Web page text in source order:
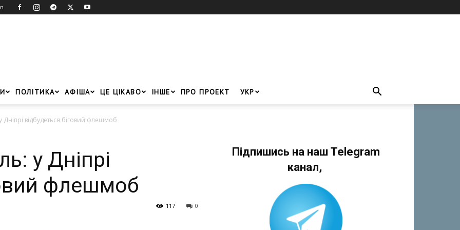
ПОЛІТИКА АФІША ЦЕ ЦІКАВО ІНШЕ ПРО ПРОЕКТ УКР
Дніпрі відбудеться біговий флешмоб
у Дніпрі
флешмоб
0
117
Підпишись на наш Telegram
канал,